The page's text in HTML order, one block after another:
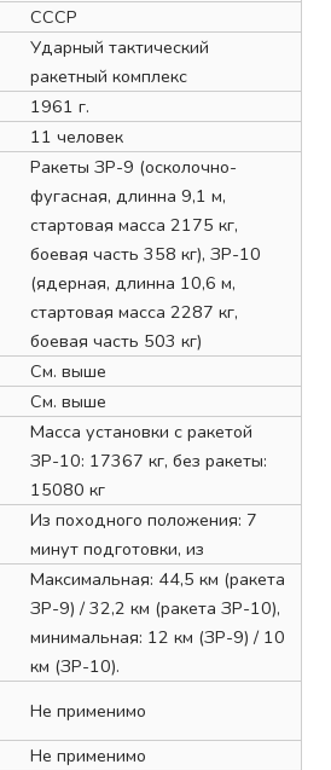
СССР
Ударный тактический
ракетный комплекс
1961 г.
11 человек
Ракеты ЗР-9 (осколочно-
фугасная, длинна 9,1 м,
стартовая масса 2175 кг,
боевая часть 358 кг), ЗР-10
(ядерная, длинна 10,6 м,
стартовая масса 2287 кг,
боевая часть 503 кг)
См. выше
См. выше
Масса установки с ракетой
ЗР-10: 17367 кг, без ракеты:
15080 кг
Из походного положения: 7
минут подготовки, из
Максимальная: 44,5 км (ракета
ЗР-9) / 32,2 км (ракета ЗР-10),
минимальная: 12 км (ЗР-9) / 10
км (ЗР-10).
Не применимо
Не применимо